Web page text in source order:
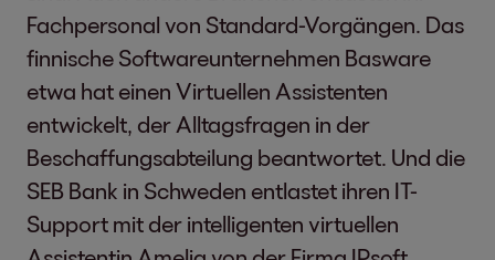
Fachpersonal von Standard-Vorgängen. Das
finnische Softwareunternehmen Basware
etwa hat einen Virtuellen Assistenten
entwickelt, der Alltagsfragen in der
Beschaffungsabteilung beantwortet. Und die
SEB Bank in Schweden entlastet ihren IT-
Support mit der intelligenten virtuellen